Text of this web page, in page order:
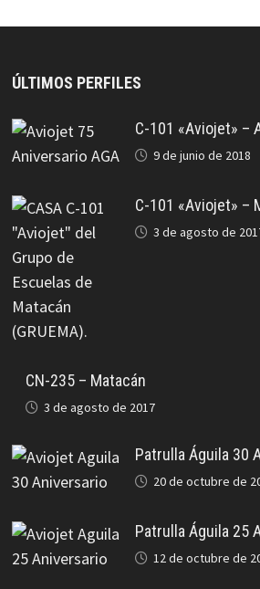
ÚLTIMOS PERFILES
C-101 «Aviojet» –
9 de junio de 2018
C-101 «Aviojet» –
3 de agosto de
CN-235 – Matacán
3 de agosto de 2017
Patrulla Águila 30
20 de octubre de
Patrulla Águila 25
12 de octubre de